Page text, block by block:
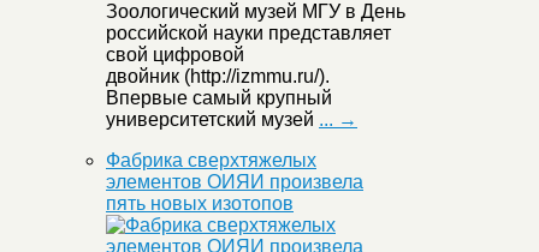
Зоологический музей МГУ в День
российской науки представляет
свой цифровой
двойник (http://izmmu.ru/).
Впервые самый крупный
университетский музей ... →
Фабрика сверхтяжелых
элементов ОИЯИ произвела
пять новых изотопов